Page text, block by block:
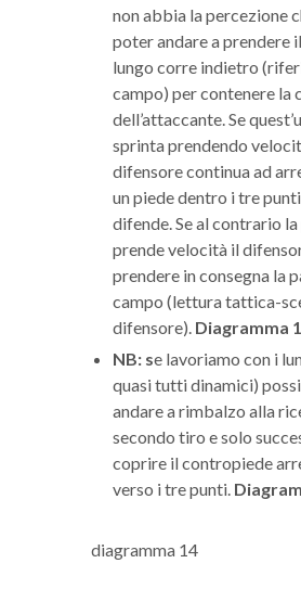
non abbia la percezione
poter andare a prendere
lungo corre indietro
campo) per contenere la
dell’attaccante. Se
sprinta prendendo
difensore continua ad
un piede dentro i tre
difende. Se al contrario
prende velocità il
prendere in consegna la
campo (lettura tattica-
difensore). Diagramma
NB: se lavoriamo con i
quasi tutti dinamici)
andare a rimbalzo alla
secondo tiro e solo
coprire il contropiede
verso i tre punti.
diagramma 14